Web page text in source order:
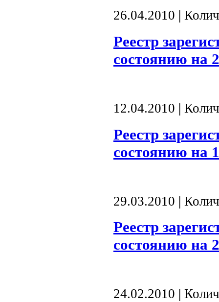
26.04.2010 |
Реестр
состоянию на
12.04.2010 |
Реестр
состоянию на
29.03.2010 |
Реестр
состоянию на
24.02.2010 |